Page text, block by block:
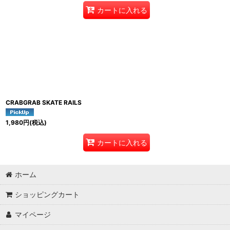
カートに入れる
CRABGRAB SKATE RAILS
1,980円(税込)
カートに入れる
ホーム
ショッピングカート
マイページ